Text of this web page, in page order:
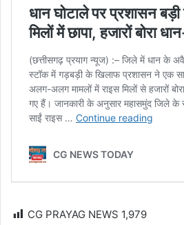
CG PRAYAG NEWS 1,979